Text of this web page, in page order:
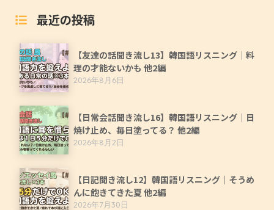
最近の投稿
【友達の話聞き流し13】韓国語リスニング｜料
理の才能ないかも 他2編
2026年8月6日
【日常会話聞き流し16】韓国語リスニング｜日
焼け止め、毎日塗ってる？ 他2編
2026年8月2日
【日記聞き流し12】韓国語リスニング｜そうめ
んに飽きてきた夏 他2編
2026年7月30日